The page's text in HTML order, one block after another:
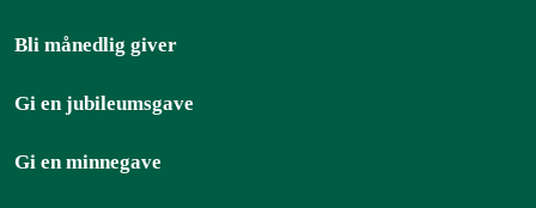
Bli månedlig giver
Gi en jubileumsgave
Gi en minnegave